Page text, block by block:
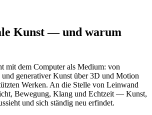
Kunst — und warum
mit dem Computer als Medium: von
generativer Kunst über 3D und Motion
Werken. An die Stelle von Leinwand
Bewegung, Klang und Echtzeit — Kunst,
und sich ständig neu erfindet.